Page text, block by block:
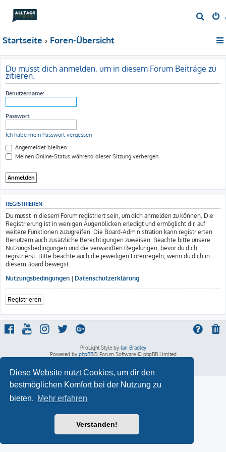
Diese Website nutzt Cookies, um dir den
bestmöglichen Komfort bei der Nutzung zu
bieten. Mehr erfahren
Verstanden!
u
Startseite Foren-Übersicht
Du musst dich anmelden, um in diesem Forum Beiträge zu
zitieren.
Benutzername:
Passwort:
Ich habe mein Passwort vergessen
Angemeldet bleiben
Meinen Online-Status während dieser Sitzung verbergen
REGISTRIEREN
Du musst in diesem Forum registriert sein, um dich anmelden zu können. Die
Registrierung ist in wenigen Augenblicken erledigt und ermöglicht dir, auf
weitere Funktionen zuzugreifen. Die Board-Administration kann registrierten
Benutzern auch zusätzliche Berechtigungen zuweisen. Beachte bitte unsere
Nutzungsbedingungen und die verwandten Regelungen, bevor du dich
registrierst. Bitte beachte auch die jeweiligen Forenregeln, wenn du dich in
diesem Board bewegst.
Nutzungsbedingungen | Datenschutzerklärung
Registrieren
ProLight Style by Ian Bradley
Powered by phpBB® Forum Software © phpBB Limited